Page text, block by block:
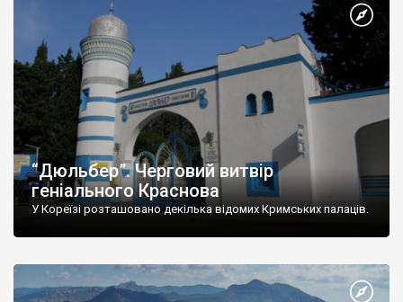
“Дюльбер”. Черговий витвір
геніального Краснова
У Кореїзі розташовано декілька відомих Кримських палаців.